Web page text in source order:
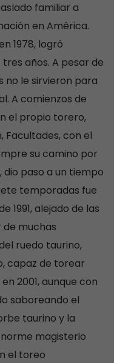
familiar a
en América.
1978, logró
años. A pesar de
no le sirvieron para
A comienzos de
el propio torero,
Facultades, con el
su camino por
paso a un tiempo
temporadas fue
1991, alejado de las
de muchas
ruedo taurino,
capaz de torear
2001, aunque con
saboreando el
taurino y la
magisterio
el toreo